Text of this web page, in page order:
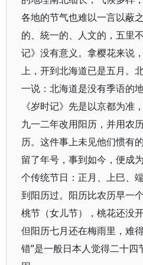
各地的节气也难以一言以蔽
的、統一的、人文的，五里
记》没有意义。拿樱花来说
上，开到北海道已是五月。
一说：北海道是没有季语的
《岁时记》先是以京都为准
九一二年改用阳历，并用农
历。这件事上未见他们惯有
留了年号，事到如今，便成
个传统节日：正月、上巳、
到阳历过。阳历比农历早一
桃节（女儿节），桃花还没
但阳历七月还在梅雨里，难
错”是一般日本人觉得二十